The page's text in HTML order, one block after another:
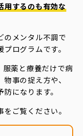
用するのも有効な
のメンタル不調で
ログラムです。
服薬と療養だけで病
事の捉え方や、
になります。
ご覧ください。